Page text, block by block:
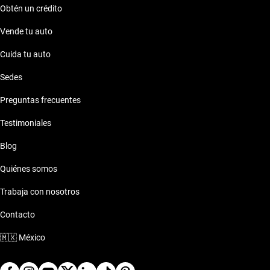
Obtén un crédito
Vende tu auto
Cuida tu auto
Sedes
Preguntas frecuentes
Testimoniales
Blog
Quiénes somos
Trabaja con nosotros
Contacto
🇲🇽 México